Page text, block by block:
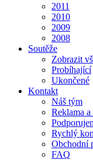
2011
2010
2009
2008
Soutěže
Zobrazit
Probíhající
Ukončené
Kontakt
Náš tým
Reklama a
Rychlý
Obchodní
FAQ